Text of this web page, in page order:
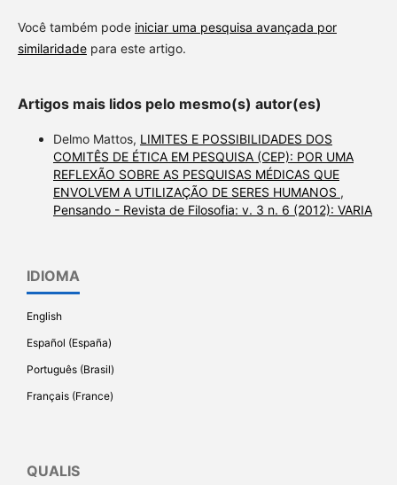
Você também pode iniciar uma pesquisa avançada por
similaridadepara este artigo.
Artigos mais lidos pelo mesmo(s) autor(es)
Delmo Mattos, LIMITES E POSSIBILIDADES DOS
COMITÊS DE ÉTICA EM PESQUISA (CEP): POR UMA
REFLEXÃO SOBRE AS PESQUISAS MÉDICAS QUE
ENVOLVEM A UTILIZAÇÃO DE SERES HUMANOS ,
Pensando - Revista de Filosofia: v. 3 n. 6 (2012): VARIA
IDIOMA
English
Español (España)
Português (Brasil)
Français (France)
QUALIS